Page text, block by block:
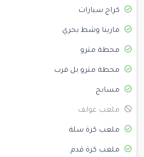
كراج سيارات
مارينا وشط بحري
محطة مترو
محطة مترو بل قرب
مسابح
ملعب غولف
ملعب كرة سلة
ملعب كرة قدم